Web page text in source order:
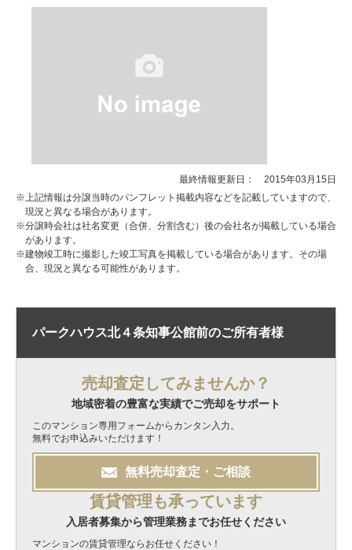
最終情報更新日： 2015年03月15日
※上記情報は分譲当時のパンフレット掲載内容などを記載していますので、
現況と異なる場合があります。
※分譲時会社は社名変更（合併、分割含む）後の会社名が掲載している場合
があります。
※建物竣工時に撮影した竣工写真を掲載している場合があります。その場
合、現況と異なる可能性があります。
パークハウス北４条知事公館前のご所有者様
売却査定してみませんか？
地域密着の豊富な実績でご売却をサポート
このマンション専用フォームからカンタン入力。
無料でお申込みいただけます！
無料売却査定・ご相談
賃貸管理も承っています
入居者募集から管理業務までお任せください
マンションの賃貸管理ならお任せください！